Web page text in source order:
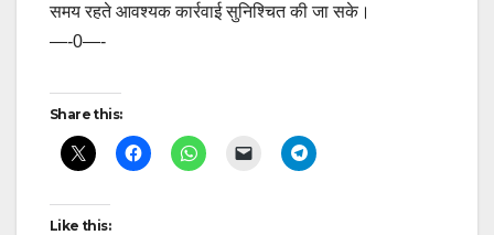
समय रहते आवश्यक कार्रवाई सुनिश्चित की जा सके।
—-0—-
Post
navigation
Share this:
Like this: